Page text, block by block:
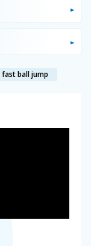
fast ball jump